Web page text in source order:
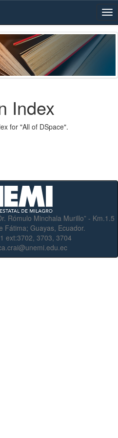
Index
for "All of DSpace".
Rómulo Minchala Murillo” - Km.1.5
Fátima; Guayas, Ecuador.
ext:3702, 3703, 3704